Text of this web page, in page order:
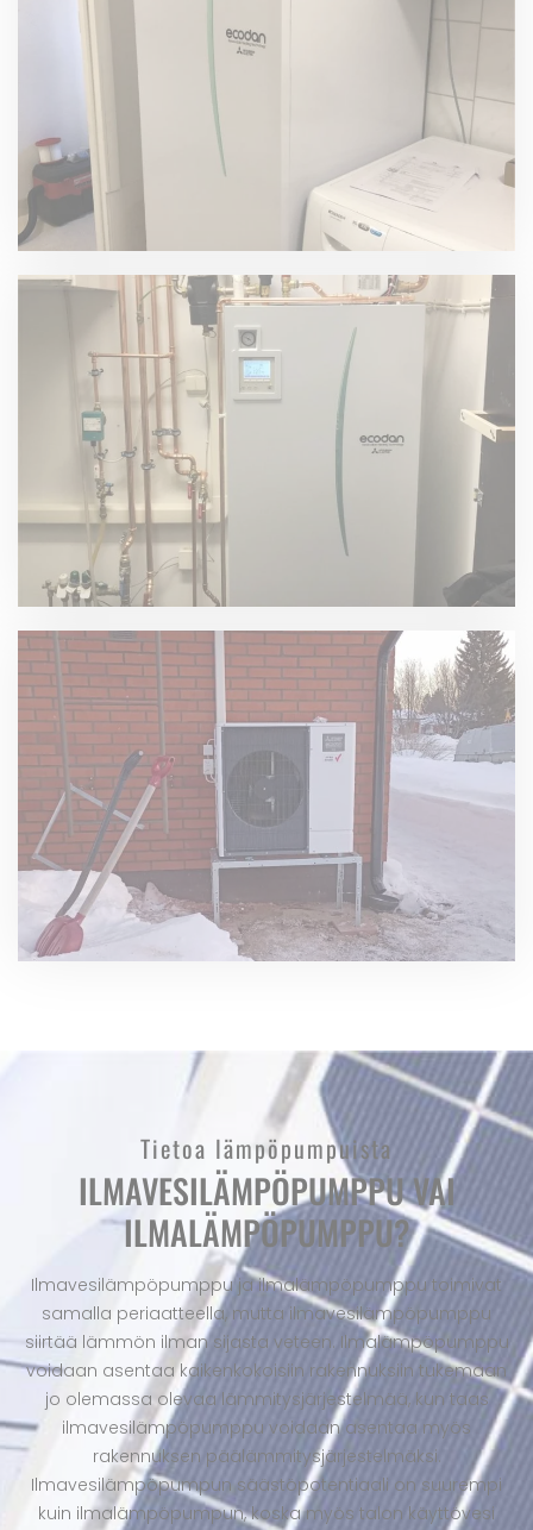
Tietoa lämpöpumpuista
ILMAVESILÄMPÖPUMPPU VAI
ILMALÄMPÖPUMPPU?
Ilmavesilämpöpumppu ja ilmalämpöpumppu toimivat
samalla periaatteella, mutta ilmavesilämpöpumppu
siirtää lämmön ilman sijasta veteen. Ilmalämpöpumppu
voidaan asentaa kaikenkokoisiin rakennuksiin tukemaan
jo olemassa olevaa lämmitysjärjestelmää, kun taas
ilmavesilämpöpumppu voidaan asentaa myös
rakennuksen päälämmitysjärjestelmäksi.
Ilmavesilämpöpumpun säästöpotentiaali on suurempi
kuin ilmalämpöpumpun, koska myös talon käyttövesi